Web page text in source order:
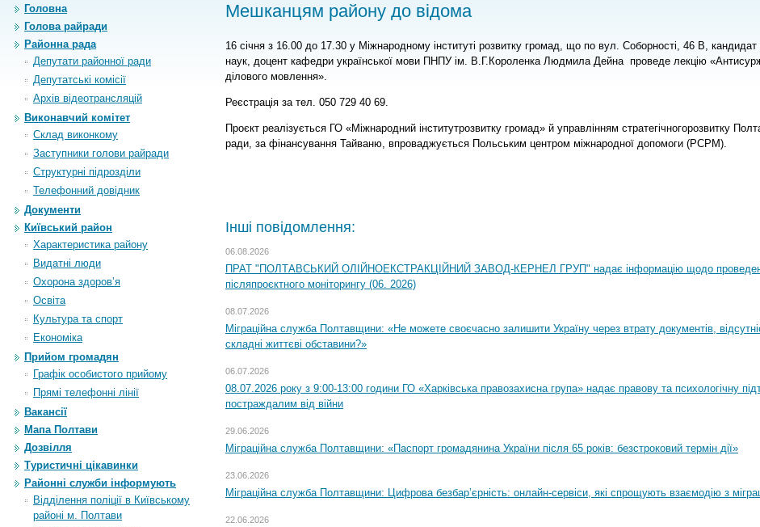
Головна
Голова райради
Районна рада
Депутати районної ради
Депутатські комісії
Архiв вiдеотрансляцiй
Виконавчий комітет
Склад виконкому
Заступники голови райради
Структурні підрозділи
Телефонний довідник
Документи
Київський район
Характеристика району
Видатні люди
Охорона здоров’я
Освіта
Культура та спорт
Економіка
Прийом громадян
Графік особистого прийому
Прямі телефонні лінії
Вакансії
Мапа Полтави
Дозвілля
Туристичні цікавинки
Районні служби інформують
Відділення поліції в Київському
районі м. Полтави
Мешканцям району до відома
16 січня з 16.00 до 17.30 у Міжнародному інституті розвитку громад, що по вул. Соборності, 46 В, кандидат
наук, доцент кафедри української мови ПНПУ ім. В.Г.Короленка Людмила Дейна проведе лекцію
ділового мовлення».
Реєстрація за тел. 050 729 40 69.
Проєкт реалізується ГО «Міжнародний інститутрозвитку громад» й управлінням стратегічногорозвитку
ради, за фінансування Тайваню, впроваджується Польським центром міжнародної допомоги (PCPM).
Інші повідомлення:
06.08.2026
ПРАТ "ПОЛТАВСЬКИЙ ОЛІЙНОЕКСТРАКЦІЙНИЙ ЗАВОД-КЕРНЕЛ ГРУП" надає інформацію щодо
післяпроєктного моніторингу (06. 2026)
08.07.2026
Міграційна служба Полтавщини: «Не можете своєчасно залишити Україну через втрату документів,
складні життєві обставини?»
06.07.2026
08.07.2026 року з 9:00-13:00 години ГО «Харківська правозахисна група» надає правову та психологічну
постраждалим від війни
29.06.2026
Міграційна служба Полтавщини: «Паспорт громадянина України після 65 років: безстроковий термін дії»
23.06.2026
Міграційна служба Полтавщини: Цифрова безбар’єрність: онлайн-сервіси, які спрощують взаємодію з
22.06.2026